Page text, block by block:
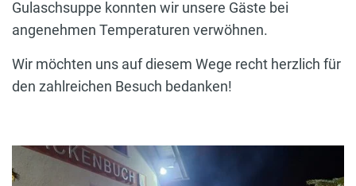
Gulaschsuppe konnten wir unsere Gäste bei
angenehmen Temperaturen verwöhnen.
Wir möchten uns auf diesem Wege recht herzlich für
den zahlreichen Besuch bedanken!